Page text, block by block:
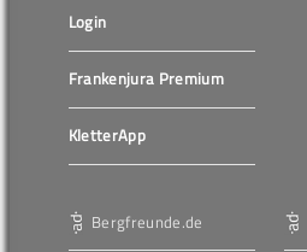
Login
Frankenjura Premium
KletterApp
Bergfreunde.de